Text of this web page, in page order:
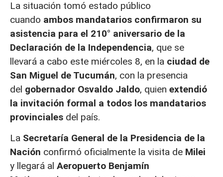
La situación tomó estado público
cuando ambos mandatarios confirmaron su
asistencia para el 210° aniversario de la
Declaración de la Independencia, que se
llevará a cabo este miércoles 8, en la ciudad de
San Miguel de Tucumán, con la presencia
del gobernador Osvaldo Jaldo, quien extendió
la invitación formal a todos los mandatarios
provinciales del país.
La Secretaría General de la Presidencia de la
Nación confirmó oficialmente la visita de Milei
y llegará al Aeropuerto Benjamín